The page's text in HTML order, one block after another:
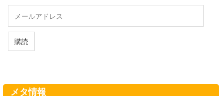
ル
ド
購読
メタ情報